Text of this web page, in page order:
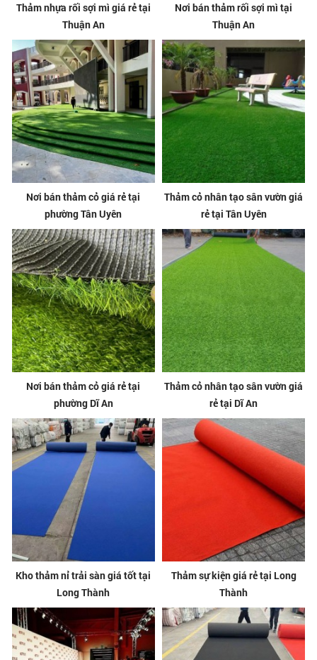
Thảm nhựa rối sợi mì giá rẻ tại
Thuận An
Nơi bán thảm rối sợi mì tại
Thuận An
Nơi bán thảm cỏ giá rẻ tại
phường Tân Uyên
Thảm cỏ nhân tạo sân vườn giá
rẻ tại Tân Uyên
Nơi bán thảm cỏ giá rẻ tại
phường Dĩ An
Thảm cỏ nhân tạo sân vườn giá
rẻ tại Dĩ An
Kho thảm nỉ trải sàn giá tốt tại
Long Thành
Thảm sự kiện giá rẻ tại Long
Thành